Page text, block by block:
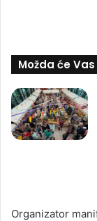
Možda će
Organizator